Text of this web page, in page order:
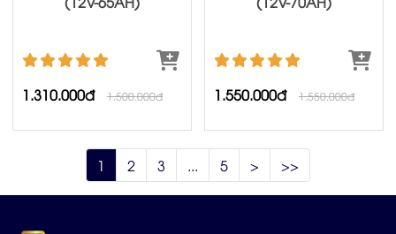
1.310.000đ 1.500.000đ 1.550.000đ 1.550.000đ
1 2 3 ... 5 > >>